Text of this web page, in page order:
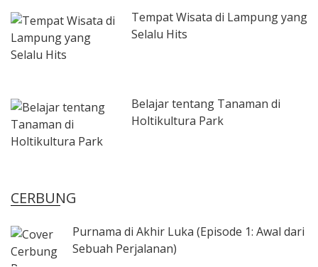
Tempat Wisata di Lampung yang
Selalu Hits
Belajar tentang Tanaman di
Holtikultura Park
CERBUNG
Purnama di Akhir Luka (Episode 1: Awal dari
Sebuah Perjalanan)